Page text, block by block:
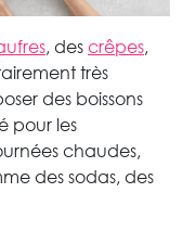
, des crêpes,
très
des boissons
pour les
chaudes,
des sodas, des